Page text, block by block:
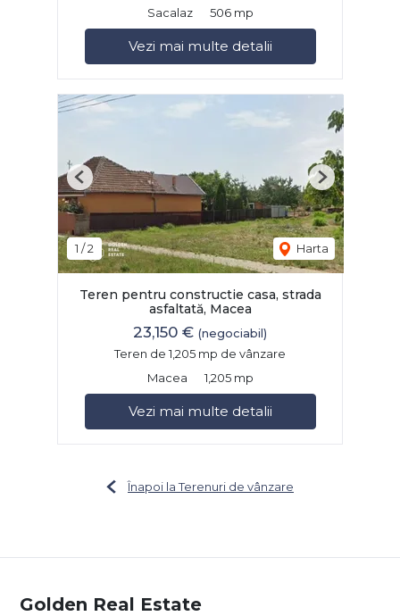
Sacalaz 506 mp
Vezi mai multe detalii
1 /2 Harta
Previous Next
Teren pentru constructie casa, strada
asfaltată, Macea
23,150 € (negociabil)
Teren de 1,205 mp de vânzare
Macea
1,205 mp
Vezi mai multe detalii
Înapoi la Terenuri de vânzare
Golden Real Estate